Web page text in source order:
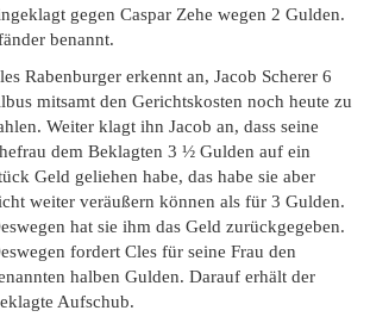
gegen Caspar Zehe wegen 2 Gulden.
benannt.
Rabenburger erkennt an, Jacob Scherer 6
mitsamt den Gerichtskosten noch heute zu
Weiter klagt ihn Jacob an, dass seine
dem Beklagten 3 ½ Gulden auf ein
Geld geliehen habe, das habe sie aber
weiter veräußern können als für 3 Gulden.
hat sie ihm das Geld zurückgegeben.
fordert Cles für seine Frau den
halben Gulden. Darauf erhält der
Aufschub.